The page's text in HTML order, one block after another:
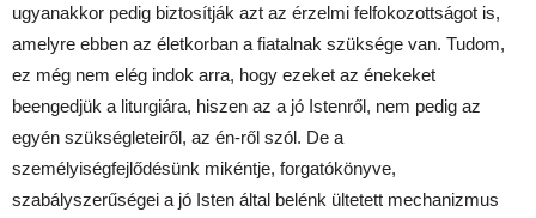
ugyanakkor pedig biztosítják azt az érzelmi felfokozottságot is,
amelyre ebben az életkorban a fiatalnak szüksége van. Tudom,
ez még nem elég indok arra, hogy ezeket az énekeket
beengedjük a liturgiára, hiszen az a jó Istenről, nem pedig az
egyén szükségleteiről, az én-ről szól. De a
személyiségfejlődésünk mikéntje, forgatókönyve,
szabályszerűségei a jó Isten által belénk ültetett mechanizmus